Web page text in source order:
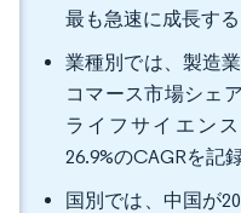
最も急速に成長す
業種別では、製造
コマース市場シェ
ライフサイエン
26.9%のCAGRを記
国別では、中国が